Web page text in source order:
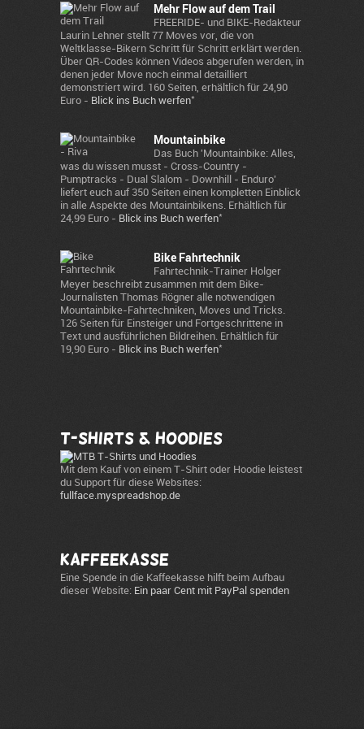
Mehr Flow auf dem Trail
FREERIDE- und BIKE-Redakteur
Laurin Lehner stellt 77 Moves vor, die von
Weltklasse-Bikern Schritt für Schritt erklärt werden.
Über QR-Codes können Videos abgerufen werden, in
denen jeder Move noch einmal detailliert
demonstriert wird. 160 Seiten, erhältlich für 24,90
Euro - Blick ins Buch werfen*
Mountainbike
Das Buch 'Mountainbike: Alles,
was du wissen musst - Cross-Country -
Pumptracks - Dual Slalom - Downhill - Enduro'
liefert euch auf 350 Seiten einen kompletten Einblick
in alle Aspekte des Mountainbikens. Erhältlich für
24,99 Euro - Blick ins Buch werfen*
Bike Fahrtechnik
Fahrtechnik-Trainer Holger
Meyer beschreibt zusammen mit dem Bike-
Journalisten Thomas Rögner alle notwendigen
Mountainbike-Fahrtechniken, Moves und Tricks.
126 Seiten für Einsteiger und Fortgeschrittene in
Text und ausführlichen Bildreihen. Erhältlich für
19,90 Euro - Blick ins Buch werfen*
T-Shirts & Hoodies
Mit dem Kauf von einem T-Shirt oder Hoodie leistest
du Support für diese Websites:
fullface.myspreadshop.de
Kaffeekasse
Eine Spende in die Kaffeekasse hilft beim Aufbau
dieser Website: Ein paar Cent mit PayPal spenden